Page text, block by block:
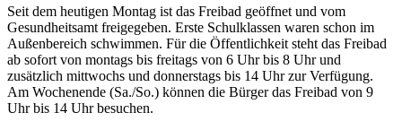
Seit dem heutigen Montag ist das Freibad geöffnet und vom
Gesundheitsamt freigegeben. Erste Schulklassen waren schon im
Außenbereich schwimmen. Für die Öffentlichkeit steht das Freibad
ab sofort von montags bis freitags von 6 Uhr bis 8 Uhr und
zusätzlich mittwochs und donnerstags bis 14 Uhr zur Verfügung.
Am Wochenende (Sa./So.) können die Bürger das Freibad von 9
Uhr bis 14 Uhr besuchen.